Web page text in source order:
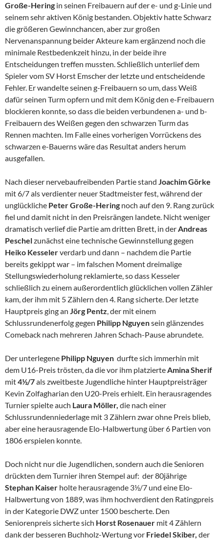
Große-Hering in seinen Freibauern auf der e- und g-Linie und
seinem sehr aktiven König bestanden. Objektiv hatte Schwarz
die größeren Gewinnchancen, aber zur großen
Nervenanspannung beider Akteure kam ergänzend noch die
minimale Restbedenkzeit hinzu, in der beide ihre
Entscheidungen treffen mussten. Schließlich unterlief dem
Spieler vom SV Horst Emscher der letzte und entscheidende
Fehler. Er wandelte seinen g-Freibauern so um, dass Weiß
dafür seinen Turm opfern und mit dem König den e-Freibauern
blockieren konnte, so dass die beiden verbundenen a- und b-
Freibauern des Weißen gegen den schwarzen Turm das
Rennen machten. Im Falle eines vorherigen Vorrückens des
schwarzen e-Bauerns wäre das Resultat anders herum
ausgefallen.
Nach dieser nervebaufreibenden Partie stand Joachim Görke
mit 6/7 als verdienter neuer Stadtmeister fest, während der
unglückliche Peter Große-Hering noch auf den 9. Rang zurück
fiel und damit nicht in den Preisrängen landete. Nicht weniger
dramatisch verlief die Partie am dritten Brett, in derAndreas
Peschelzunächst eine technische Gewinnstellung gegen
Heiko Kesselerverdarb und dann – nachdem die Partie
bereits gekippt war – im falschen Moment dreimalige
Stellungswiederholung reklamierte, so dass Kesseler
schließlich zu einem außerordentlich glücklichen vollen Zähler
kam, der ihm mit 5 Zählern den 4. Rang sicherte. Der letzte
Hauptpreis ging an Jörg Pentz, der mit einem
Schlussrundenerfolg gegen Philipp Nguyensein glänzendes
Comeback nach mehreren Jahren Schach-Pause abrundete.
Der unterlegene Philipp Nguyen durfte sich immerhin mit
dem U16-Preis trösten, da die vor ihm platzierteAmina Sherif
mit4½/7als zweitbeste Jugendliche hinter Hauptpreisträger
Kevin Zolfagharian den U20-Preis erhielt. Ein herausragendes
Turnier spielte auch Laura Möller, die nach einer
Schlussrundenniederlage mit 3 Zählern zwar ohne Preis blieb,
aber eine herausragende Elo-Halbwertung über 6 Partien von
1806 erspielen konnte.
Doch nicht nur die Jugendlichen, sondern auch die Senioren
drückten dem Turnier ihren Stempel auf: der 80jährige
Stephan Kaiser holte herausragende 3½/7 und eine Elo-
Halbwertung von 1889, was ihm hochverdient den Ratingpreis
in der Kategorie DWZ unter 1500 bescherte. Den
Seniorenpreis sicherte sich Horst Rosenauer mit 4 Zählern
dank der besseren Buchholz-Wertung vor Friedel Skiber, der